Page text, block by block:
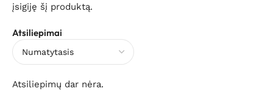
Atsiliepimai
Atsiliepimų dar nėra.
įsigiję šį produktą.